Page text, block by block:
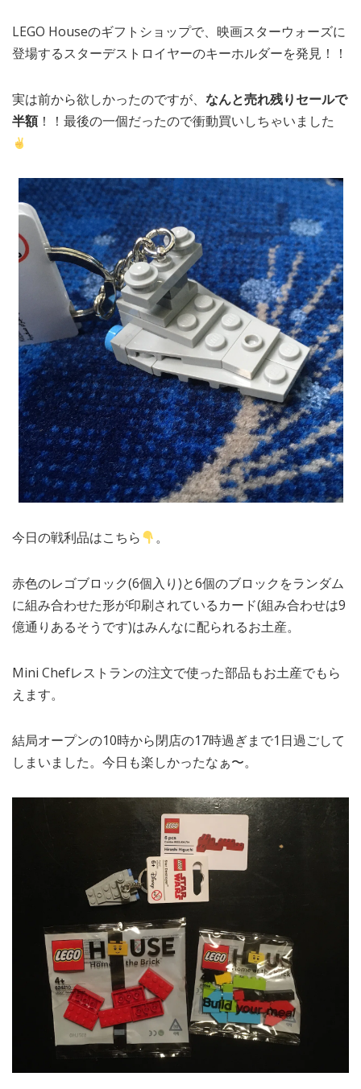
LEGO Houseのギフトショップで、映画スターウォーズに
登場するスターデストロイヤーのキーホルダーを発見！！
実は前から欲しかったのですが、 なんと売れ残りセールで
半額！！最後の一個だったので衝動買いしちゃいました
今日の戦利品はこちら 。
赤色のレゴブロック(6個入り)と6個のブロックをランダム
に組み合わせた形が印刷されているカード(組み合わせは9
億通りあるそうです)はみんなに配られるお土産。
Mini Chefレストランの注文で使った部品もお土産でもら
えます。
結局オープンの10時から閉店の17時過ぎまで1日過ごして
しまいました。今日も楽しかったなぁ〜。